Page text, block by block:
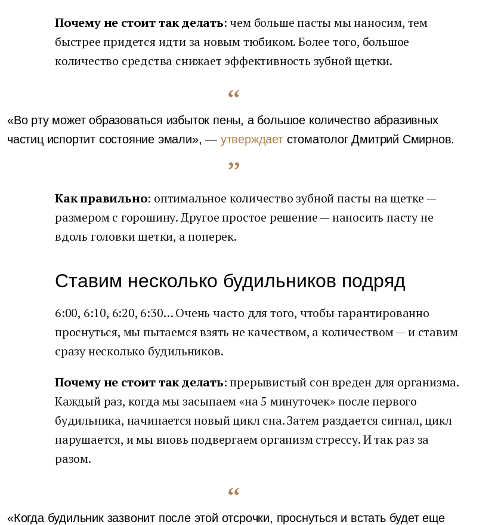
Почему не стоит так делать: чем больше пасты мы наносим, тем
быстрее придется идти за новым тюбиком. Более того, большое
количество средства снижает эффективность зубной щетки.
«Во рту может образоваться избыток пены, а большое количество абразивных
частиц испортит состояние эмали», — утверждаетстоматолог Дмитрий Смирнов.
Как правильно: оптимальное количество зубной пасты на щетке —
размером с горошину. Другое простое решение — наносить пасту не
вдоль головки щетки, а поперек.
Ставим несколько будильников подряд
6:00, 6:10, 6:20, 6:30… Очень часто для того, чтобы гарантированно
проснуться, мы пытаемся взять не качеством, а количеством — и ставим
сразу несколько будильников.
Почему не стоит так делать: прерывистый сон вреден для организма.
Каждый раз, когда мы засыпаем «на 5 минуточек» после первого
будильника, начинается новый цикл сна. Затем раздается сигнал, цикл
нарушается, и мы вновь подвергаем организм стрессу. И так раз за
разом.
«Когда будильник зазвонит после этой отсрочки, проснуться и встать будет еще